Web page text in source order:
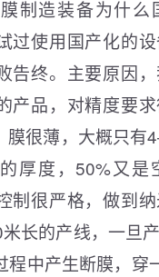
制造装备为什么
过使用国产化的
告终。主要原因
产品，对精度要
膜很薄，大概只有
厚度，50%又是
制很严格，做到
长的产线，一旦
程中产生断膜，穿